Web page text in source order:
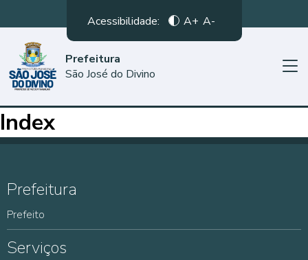
Acessibilidade: A+ A-
Prefeitura
São José do Divino
Index
Prefeitura
Prefeito
Serviços